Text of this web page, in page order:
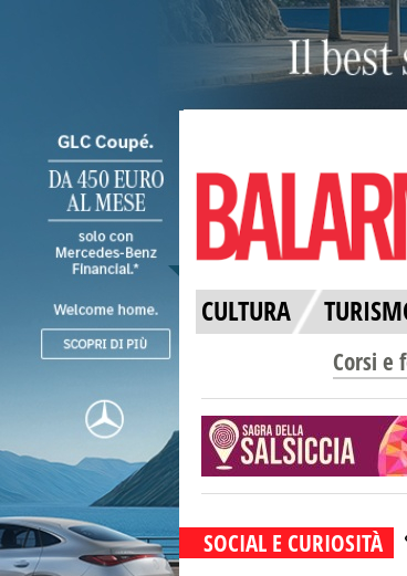
CULTURA
Corsi e
SOCIAL E CURIOSITÀ